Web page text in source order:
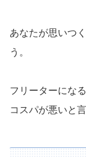
あなたが思いつ
う。
フリーターにな
コスパが悪いと言